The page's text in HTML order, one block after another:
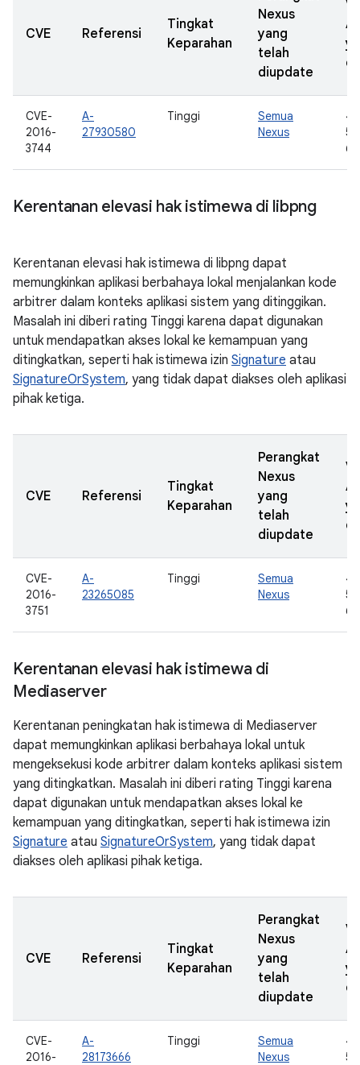
CVE Referensi
Tingkat
Keparahan
Nexus
yang
telah
diupdate
CVE-
2016-
3744
A-
27930580
Tinggi
Semua
Nexus
Kerentanan elevasi hak istimewa di libpng
Kerentanan elevasi hak istimewa di libpng dapat
memungkinkan aplikasi berbahaya lokal menjalankan kode
arbitrer dalam konteks aplikasi sistem yang ditinggikan.
Masalah ini diberi rating Tinggi karena dapat digunakan
untuk mendapatkan akses lokal ke kemampuan yang
ditingkatkan, seperti hak istimewa izin Signature atau
SignatureOrSystem, yang tidak dapat diakses oleh aplikasi
pihak ketiga.
CVE Referensi
Tingkat
Keparahan
Perangkat
Nexus
yang
telah
diupdate
CVE-
2016-
3751
A-
23265085
Tinggi
Semua
Nexus
Kerentanan elevasi hak istimewa di
Mediaserver
Kerentanan peningkatan hak istimewa di Mediaserver
dapat memungkinkan aplikasi berbahaya lokal untuk
mengeksekusi kode arbitrer dalam konteks aplikasi sistem
yang ditingkatkan. Masalah ini diberi rating Tinggi karena
dapat digunakan untuk mendapatkan akses lokal ke
kemampuan yang ditingkatkan, seperti hak istimewa izin
Signature atau SignatureOrSystem, yang tidak dapat
diakses oleh aplikasi pihak ketiga.
CVE Referensi
Tingkat
Keparahan
Perangkat
Nexus
yang
telah
diupdate
CVE-
2016-
A-
28173666
Tinggi
Semua
Nexus